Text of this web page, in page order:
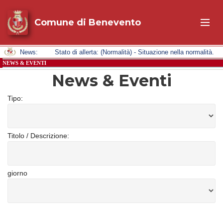
Comune di Benevento
News: Stato di allerta: (Normalità) - Situazione nella normalità.
NEWS & EVENTI